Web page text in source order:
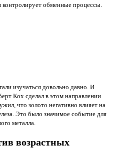
обменные процессы.
изучаться довольно давно. И
Кох сделал в этом направлении
что золото негативно влияет на
Это было значимое событие для
металла.
возрастных